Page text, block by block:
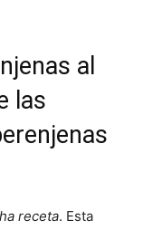
al
las
receta. Esta